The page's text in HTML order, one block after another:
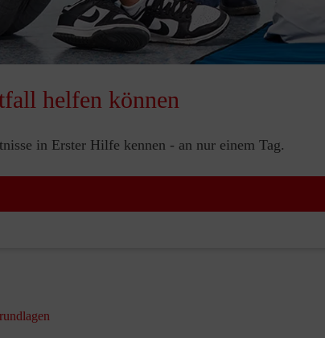
helfen können
in Erster Hilfe kennen - an nur einem Tag.